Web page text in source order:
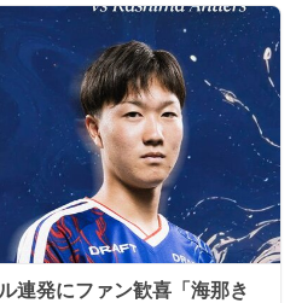
連発にファン歓喜「海那き